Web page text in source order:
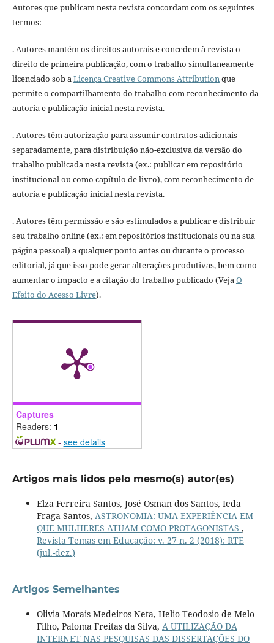
Autores que publicam nesta revista concordam com os seguintes
termos:
. Autores mantém os direitos autorais e concedem à revista o
direito de primeira publicação, com o trabalho simultaneamente
licenciado sob aLicença Creative Commons Attributionque
permite o compartilhamento do trabalho com reconhecimento da
autoria e publicação inicial nesta revista.
. Autores têm autorização para assumir contratos adicionais
separadamente, para distribuição não-exclusiva da versão do
trabalho publicada nesta revista (ex.: publicar em repositório
institucional ou como capítulo de livro), com reconhecimento de
autoria e publicação inicial nesta revista.
. Autores têm permissão e são estimulados a publicar e distribuir
seu trabalho online (ex.: em repositórios institucionais ou na sua
página pessoal) a qualquer ponto antes ou durante o processo
editorial, já que isso pode gerar alterações produtivas, bem como
aumentar o impacto e a citação do trabalho publicado (VejaO
Efeito do Acesso Livre).
Captures
Readers: 1
- see details
Artigos mais lidos pelo mesmo(s) autor(es)
Elza Ferreira Santos, José Osman dos Santos, Ieda
Fraga Santos, ASTRONOMIA: UMA EXPERIÊNCIA EM
QUE MULHERES ATUAM COMO PROTAGONISTAS ,
Revista Temas em Educação: v. 27 n. 2 (2018): RTE
(jul.-dez.)
Artigos Semelhantes
Olivia Morais Medeiros Neta, Helio Teodosio de Melo
Filho, Paloma Freitas da Silva, A UTILIZAÇÃO DA
INTERNET NAS PESQUISAS DAS DISSERTAÇÕES DO